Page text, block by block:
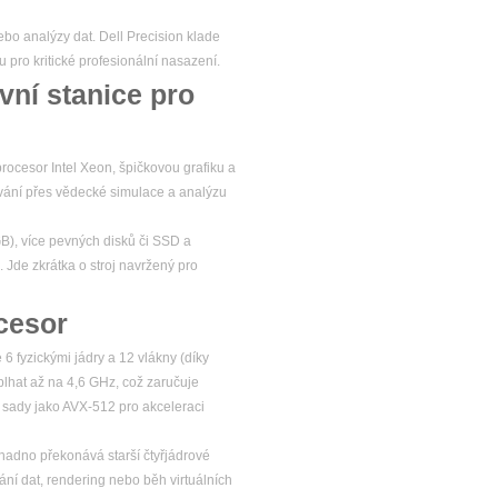
analýzy dat. Dell Precision klade
pro kritické profesionální nasazení.
stanice pro
Intel Xeon, špičkovou grafiku a
přes vědecké simulace a analýzu
více pevných disků či SSD a
zkrátka o stroj navržený pro
fyzickými jádry a 12 vlákny (díky
až na 4,6 GHz, což zaručuje
jako AVX-512 pro akceleraci
překonává starší čtyřjádrové
dat, rendering nebo běh virtuálních